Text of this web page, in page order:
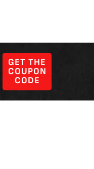
GET THE
COUPON
CODE